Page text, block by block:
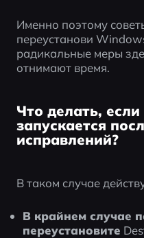
Именно поэтому
переустанови
радикальные меры
отнимают время.
Что делать,
запускается
исправлений?
В таком случае
В крайнем случае
переустановите